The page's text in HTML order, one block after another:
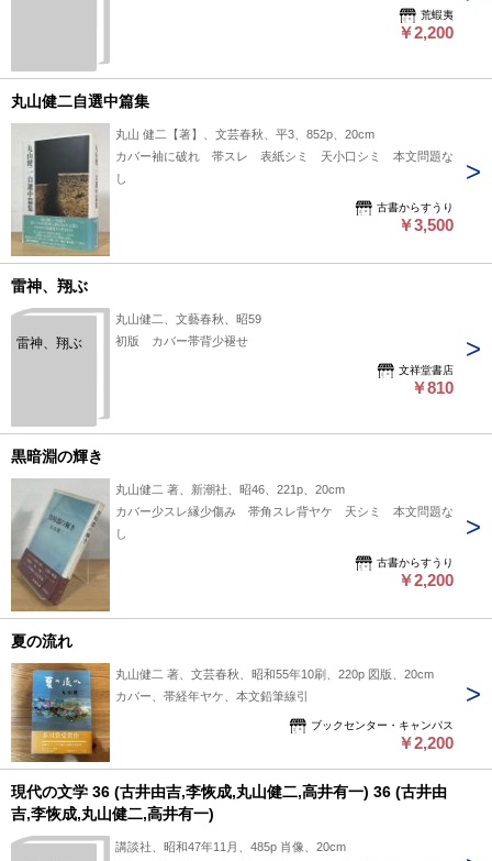
荒蝦夷
￥2,200
丸山健二自選中篇集
丸山 健二【著】、文芸春秋、平3、852p、20cm
カバー袖に破れ 帯スレ 表紙シミ 天小口シミ 本文問題な
し
古書からすうり
￥3,500
雷神、翔ぶ
雷神、翔ぶ
丸山健二、文藝春秋、昭59
初版 カバー帯背少褪せ
文祥堂書店
￥810
黒暗淵の輝き
丸山健二 著、新潮社、昭46、221p、20cm
カバー少スレ縁少傷み 帯角スレ背ヤケ 天シミ 本文問題な
し
古書からすうり
￥2,200
夏の流れ
丸山健二 著、文芸春秋、昭和55年10刷、220p 図版、20cm
カバー、帯経年ヤケ、本文鉛筆線引
ブックセンター・キャンパス
￥2,200
現代の文学 36 (古井由吉,李恢成,丸山健二,高井有一) 36 (古井由
吉,李恢成,丸山健二,高井有一)
講談社、昭和47年11月、485p 肖像、20cm